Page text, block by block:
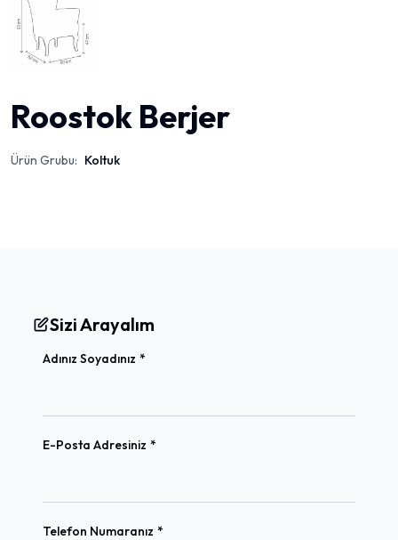
Roostok Berjer
Ürün Grubu: Koltuk
Sizi Arayalım
Adınız Soyadınız *
E-Posta Adresiniz *
Telefon Numaranız *